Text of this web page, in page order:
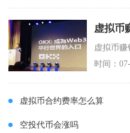
虚拟币
时间：
虚拟币合约费率怎么算
空投代币会涨吗